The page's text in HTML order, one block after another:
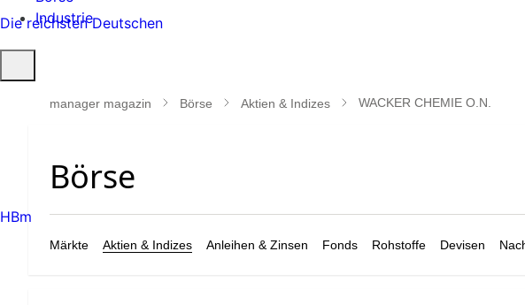
Industrie
öffnen
manager magazin Börse Aktien & Indizes WACKER CHEMIE O.N.
Märkte Aktien & Indizes Anleihen & Zinsen Fonds Rohstoffe Devisen
Die reichsten Deutschen
HBm